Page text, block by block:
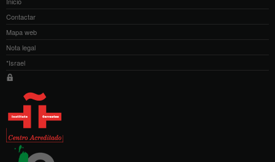
Contactar
Mapa web
Nota legal
*Israel